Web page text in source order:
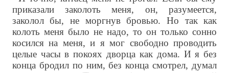
приказали заколоть меня, он, разумеется,
заколол бы, не моргнув бровью. Но так как
колоть меня было не надо, то он только сонно
косился на меня, и я мог свободно проводить
целые часы в покоях дворца как дома. И я без
конца бродил по ним, без конца смотрел, думал